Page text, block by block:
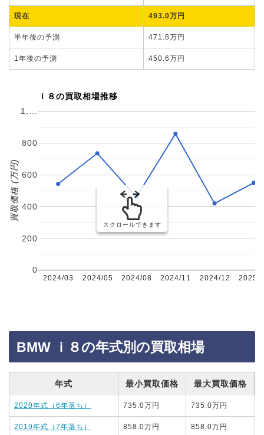
現在 493.0万円
半年後の予測 471.8万円
1年後の予測 450.6万円
ｉ８の買取相場推移
2024/03 2024/05 2024/08 2024/11 2024/12 2025/
0
200
400
600
800
1,…
買取価格 (万円)
スクロールできます
BMW ｉ８の年式別の買取相場
年式 最小買取価格 最大買取価格
2020年式（6年落ち） 735.0万円 735.0万円
2019年式（7年落ち） 858.0万円 858.0万円